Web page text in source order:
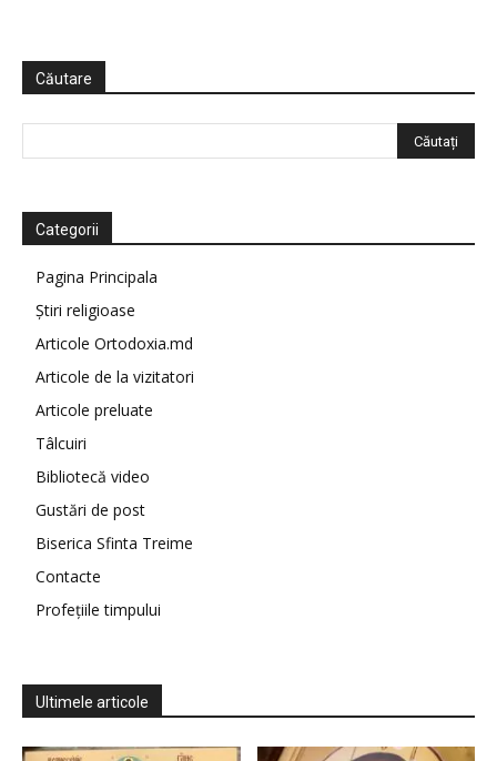
Căutare
Categorii
Pagina Principala
Știri religioase
Articole Ortodoxia.md
Articole de la vizitatori
Articole preluate
Tâlcuiri
Bibliotecă video
Gustări de post
Biserica Sfinta Treime
Contacte
Profețiile timpului
Ultimele articole